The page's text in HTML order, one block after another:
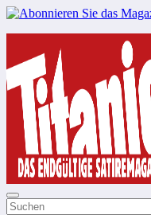
springen